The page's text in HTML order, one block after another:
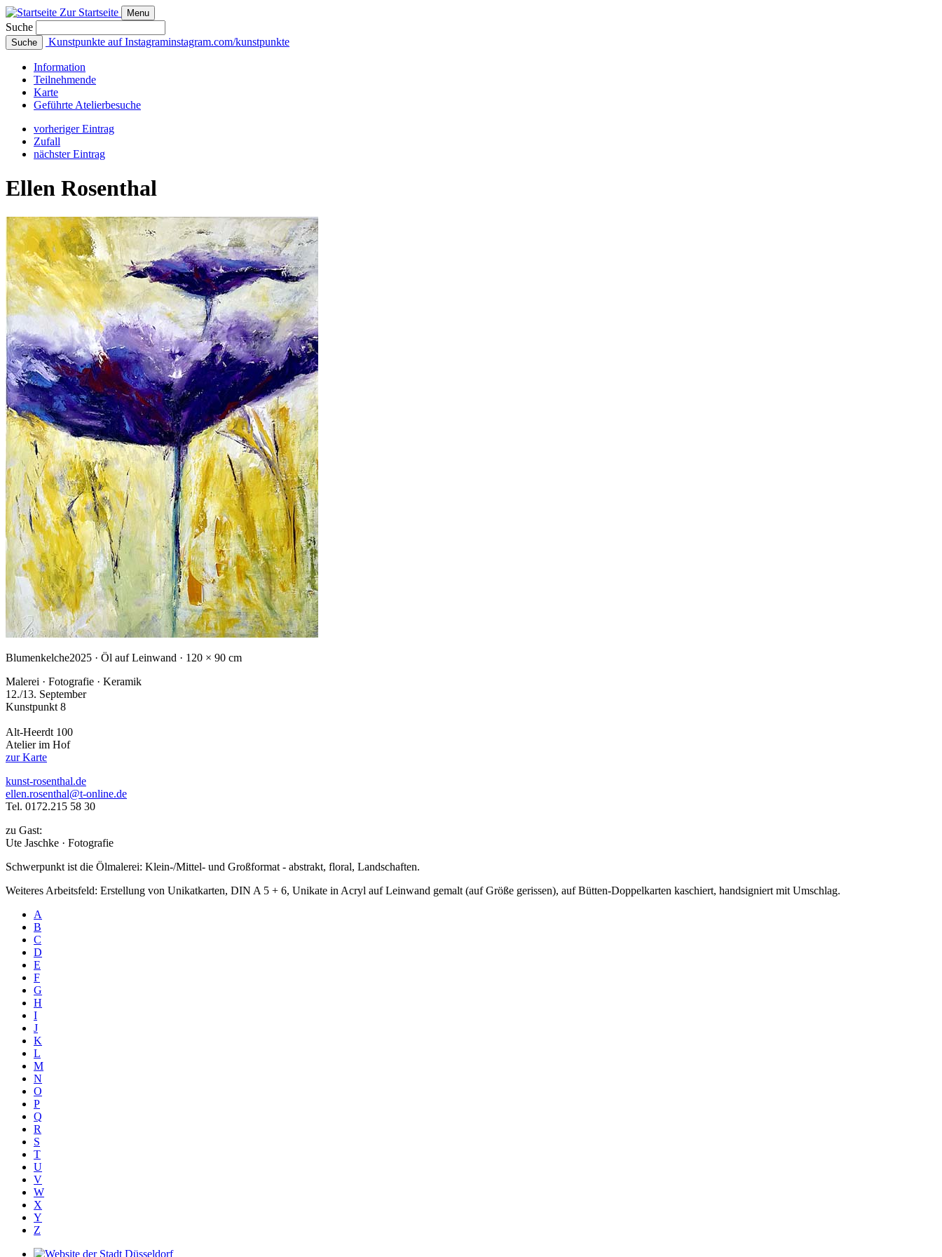
Zur Startseite Menu
Suche
Suche Kunstpunkte auf Instagraminstagram.com/kunstpunkte
Information
Teilnehmende
Karte
Geführte Atelierbesuche
vorheriger Eintrag
Zufall
nächster Eintrag
Ellen Rosenthal
Blumenkelche2025 · Öl auf Leinwand · 120 × 90 cm
Malerei · Fotografie · Keramik
12./13. September
Kunstpunkt 8
Alt-Heerdt 100
Atelier im Hof
zur Karte
kunst-rosenthal.de
ellen.rosenthal@t-online.de
Tel. 0172.215 58 30
zu Gast:
Ute Jaschke · Fotografie
Schwerpunkt ist die Ölmalerei: Klein-/Mittel- und Großformat - abstrakt, floral, Landschaften.
Weiteres Arbeitsfeld: Erstellung von Unikatkarten, DIN A 5 + 6, Unikate in Acryl auf Leinwand gemalt (auf Größe gerissen), auf Bütten-Doppelkarten kaschiert, handsigniert mit Umschlag.
A
B
C
D
E
F
G
H
I
J
K
L
M
N
O
P
Q
R
S
T
U
V
W
X
Y
Z